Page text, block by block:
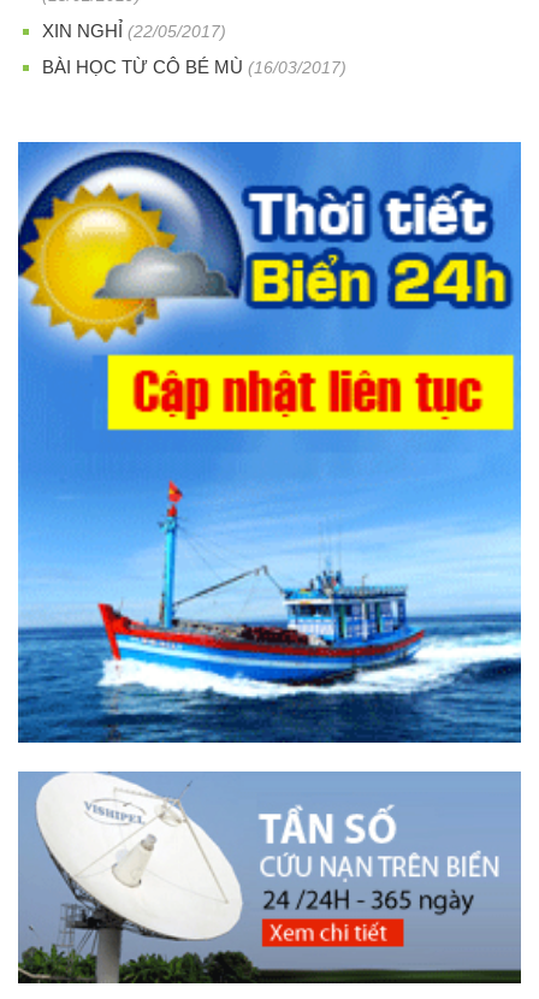
XIN NGHỈ (22/05/2017)
BÀI HỌC TỪ CÔ BÉ MÙ (16/03/2017)